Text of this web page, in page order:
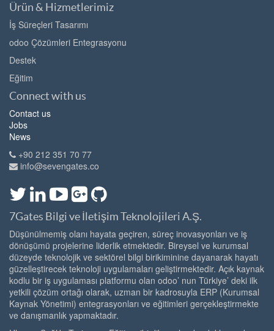
Ürün & Hizmetlerimiz
İş Süreçleri Tasarımı
odoo Çözümleri Entegrasyonu
Destek
Eğitim
Connect with us
Contact us
Jobs
News
+90 212 351 70 77
info@sevengates.co
7Gates Bilgi ve İletişim Teknolojileri A.Ş.
Düşünülmemiş olanı hayata geçiren, süreç inovasyonları ve iş
dönüşümü projelerine liderlik etmektedir. Bireysel ve kurumsal
düzeyde teknolojik ve sektörel bilgi birikiminine dayanarak hayatı
güzelleştirecek teknoloji uygulamaları geliştirmektedir. Açık kaynak
kodlu bir iş uygulaması platformu olan odoo’ nun Türkiye’ deki ilk
yetkili çözüm ortağı olarak, uzman bir kadrosuyla ERP (Kurumsal
Kaynak Yönetimi) entegrasyonları ve eğitimleri gerçekleştirmekte
ve danışmanlık yapmaktadır.